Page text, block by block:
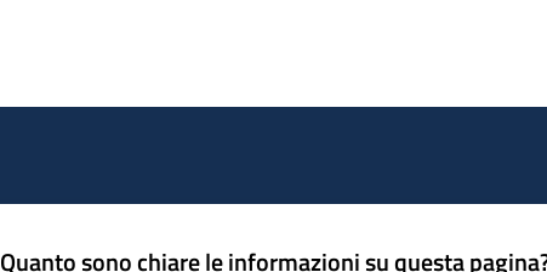
Quanto sono chiare le informazioni su questa